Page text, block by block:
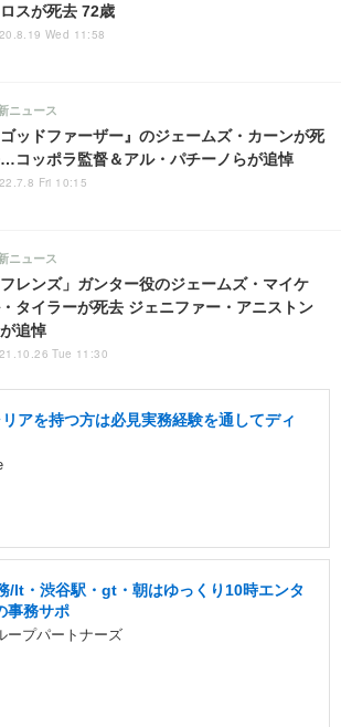
スが死去 72歳
Wed 11:58
ゴッドファーザー』のジェームズ・カーンが死
コッポラ監督＆アル・パチーノらが追悼
ニュース
Fri 10:15
フレンズ」ガンター役のジェームズ・マイケ
タイラーが死去 ジェニファー・アニストン
追悼
ニュース
Tue 11:30
アを持つ方は必見実務経験を通してディ
/lt・渋谷駅・gt・朝はゆっくり10時エンタ
事務サポ
ープパートナーズ